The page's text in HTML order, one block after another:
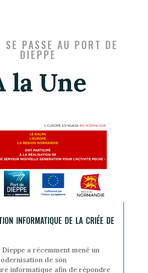
SE PASSE AU PORT DE
DIEPPE
la Une
INFORMATIQUE DE LA CRIÉE DE
a récemment mené un
de son
informatique afin de répondre